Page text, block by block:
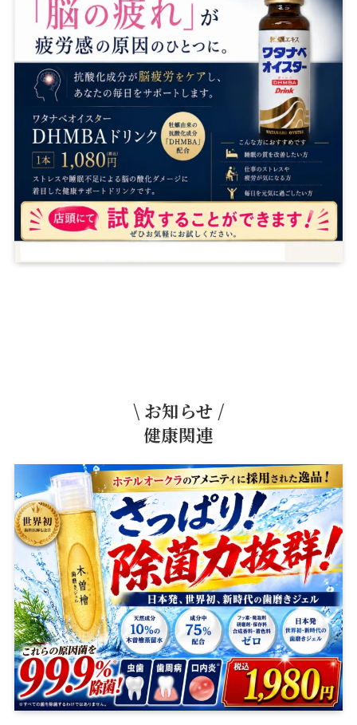
\ お知らせ /
健康関連